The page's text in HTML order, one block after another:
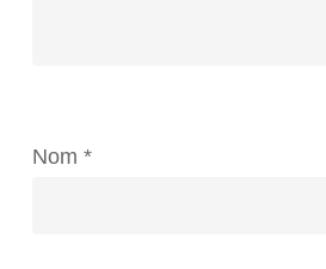
Nom *